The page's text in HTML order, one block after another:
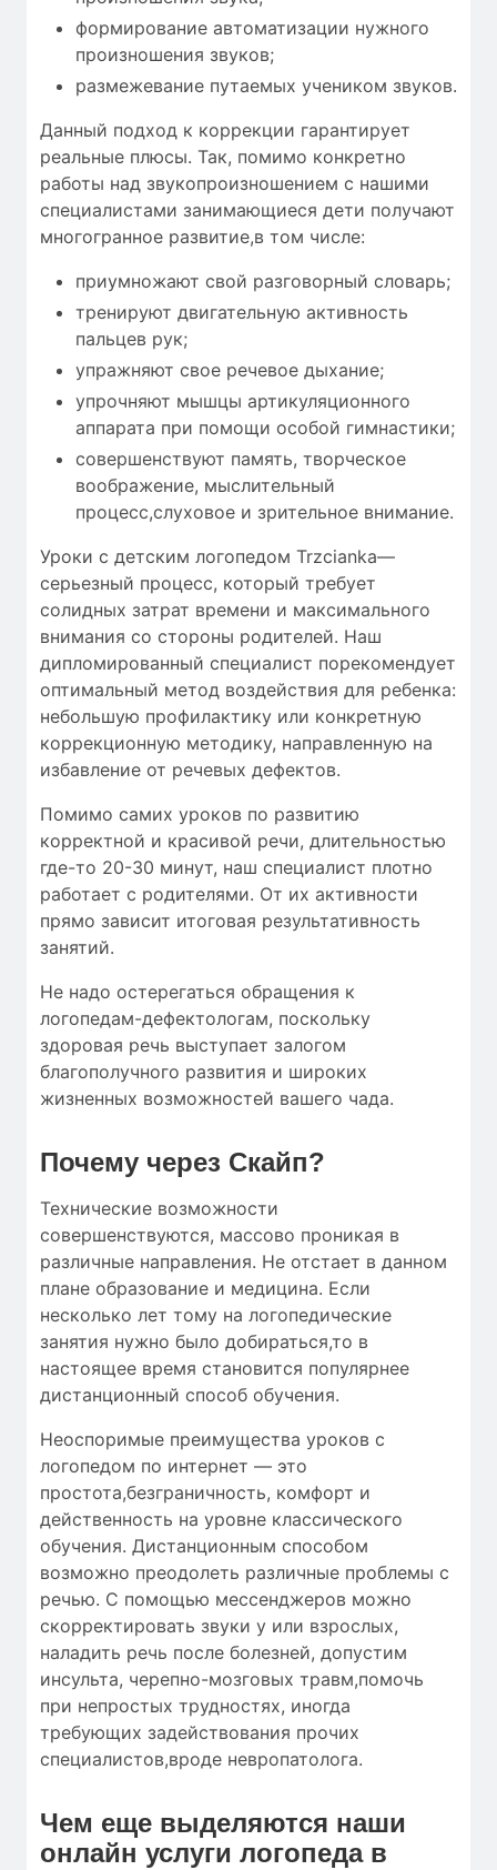
формирование автоматизации нужного
произношения звуков;
размежевание путаемых учеником звуков.
Данный подход к коррекции гарантирует
реальные плюсы. Так, помимо конкретно
работы над звукопроизношением с нашими
специалистами занимающиеся дети получают
многогранное развитие,в том числе:
приумножают свой разговорный словарь;
тренируют двигательную активность
пальцев рук;
упражняют свое речевое дыхание;
упрочняют мышцы артикуляционного
аппарата при помощи особой гимнастики;
совершенствуют память, творческое
воображение, мыслительный
процесс,слуховое и зрительное внимание.
Уроки с детским логопедом Trzcianka—
серьезный процесс, который требует
солидных затрат времени и максимального
внимания со стороны родителей. Наш
дипломированный специалист порекомендует
оптимальный метод воздействия для ребенка:
небольшую профилактику или конкретную
коррекционную методику, направленную на
избавление от речевых дефектов.
Помимо самих уроков по развитию
корректной и красивой речи, длительностью
где-то 20-30 минут, наш специалист плотно
работает с родителями. От их активности
прямо зависит итоговая результативность
занятий.
Не надо остерегаться обращения к
логопедам-дефектологам, поскольку
здоровая речь выступает залогом
благополучного развития и широких
жизненных возможностей вашего чада.
Почему через Скайп?
Технические возможности
совершенствуются, массово проникая в
различные направления. Не отстает в данном
плане образование и медицина. Если
несколько лет тому на логопедические
занятия нужно было добираться,то в
настоящее время становится популярнее
дистанционный способ обучения.
Неоспоримые преимущества уроков с
логопедом по интернет — это
простота,безграничность, комфорт и
действенность на уровне классического
обучения. Дистанционным способом
возможно преодолеть различные проблемы с
речью. С помощью мессенджеров можно
скорректировать звуки у или взрослых,
наладить речь после болезней, допустим
инсульта, черепно-мозговых травм,помочь
при непростых трудностях, иногда
требующих задействования прочих
специалистов,вроде невропатолога.
Чем еще выделяются наши
онлайн услуги логопеда в